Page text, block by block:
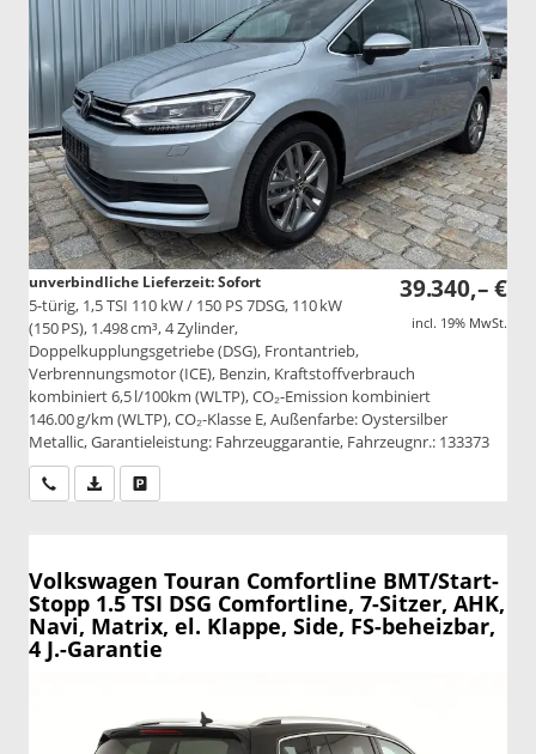
39.340,– €
incl. 19% MwSt.
unverbindliche Lieferzeit: Sofort
5-türig, 1,5 TSI 110 kW / 150 PS 7DSG, 110 kW
(150 PS), 1.498 cm³, 4 Zylinder,
Doppelkupplungsgetriebe (DSG), Frontantrieb,
Verbrennungsmotor (ICE), Benzin, Kraftstoffverbrauch
kombiniert 6,5 l/100km (WLTP), CO₂-Emission kombiniert
146.00 g/km (WLTP), CO₂-Klasse E, Außenfarbe: Oystersilber
Metallic, Garantieleistung: Fahrzeuggarantie, Fahrzeugnr.: 133373
Wir rufen Sie anPDF-Datei, Fahrzeugexposé drucken
Volkswagen Touran Comfortline BMT/Start-
Stopp 1.5 TSI DSG Comfortline, 7-Sitzer, AHK,
Navi, Matrix, el. Klappe, Side, FS-beheizbar,
4 J.-Garantie